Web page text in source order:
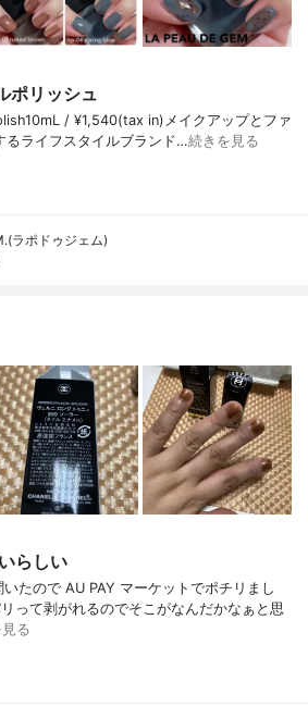
ポリッシュ
/ ¥1,540(tax in)メイクアップとファ
るライフスタイルブランド…続きを見る
ラポドゥジェム)
らしい
たので AU PAY マーケットでポチリまし
って剥がれるのでそこがなんだかなぁと思
る